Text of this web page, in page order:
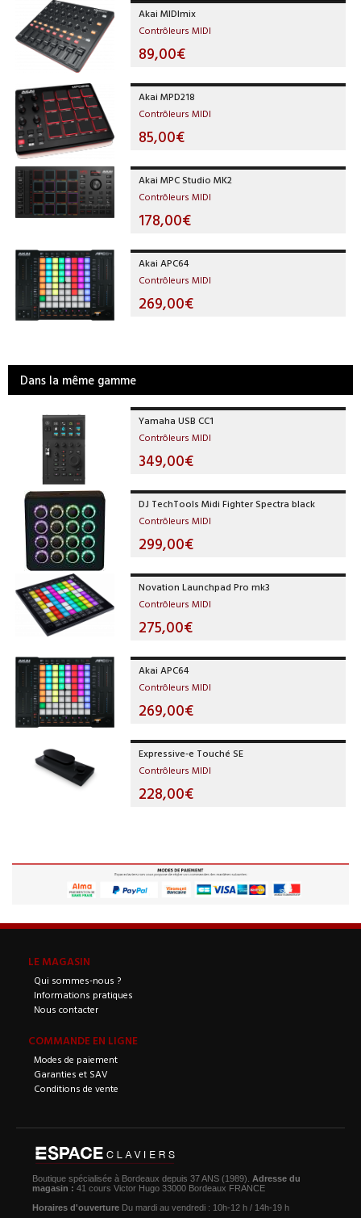
Akai MIDImix
Contrôleurs MIDI
89,00€
Akai MPD218
Contrôleurs MIDI
85,00€
Akai MPC Studio MK2
Contrôleurs MIDI
178,00€
Akai APC64
Contrôleurs MIDI
269,00€
Dans la même gamme
Yamaha USB CC1
Contrôleurs MIDI
349,00€
DJ TechTools Midi Fighter Spectra black
Contrôleurs MIDI
299,00€
Novation Launchpad Pro mk3
Contrôleurs MIDI
275,00€
Akai APC64
Contrôleurs MIDI
269,00€
Expressive-e Touché SE
Contrôleurs MIDI
228,00€
LE MAGASIN
Qui sommes-nous ?
Informations pratiques
Nous contacter
COMMANDE EN LIGNE
Modes de paiement
Garanties et SAV
Conditions de vente
Boutique spécialisée à Bordeaux depuis 37 ANS (1989). Adresse du
magasin : 41 cours Victor Hugo 33000 Bordeaux FRANCE
Horaires d'ouverture Du mardi au vendredi : 10h-12 h / 14h-19 h